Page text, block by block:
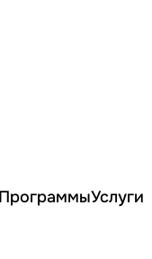
ПрограммыУслуги